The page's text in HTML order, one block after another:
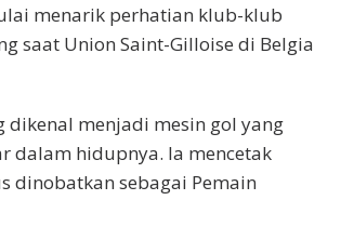
menarik perhatian klub-klub
saat Union Saint-Gilloise di Belgia
dikenal menjadi mesin gol yang
dalam hidupnya. Ia mencetak
dinobatkan sebagai Pemain